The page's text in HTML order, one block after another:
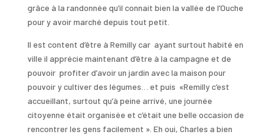
grâce à la randonnée qu’il connait bien la vallée de l’Ouche
pour y avoir marché depuis tout petit.
Il est content d’être à Remilly car ayant surtout habité en
ville il apprécie maintenant d’être à la campagne et de
pouvoir profiter d’avoir un jardin avec la maison pour
pouvoir y cultiver des légumes… et puis «Remilly c’est
accueillant, surtout qu’à peine arrivé, une journée
citoyenne était organisée et c’était une belle occasion de
rencontrer les gens facilement ». Eh oui, Charles a bien